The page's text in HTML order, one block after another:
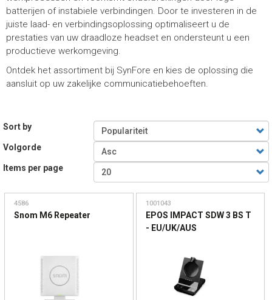
batterijen of instabiele verbindingen. Door te investeren in de
juiste laad- en verbindingsoplossing optimaliseert u de
prestaties van uw draadloze headset en ondersteunt u een
productieve werkomgeving.
Ontdek het assortiment bij SynFore en kies de oplossing die
aansluit op uw zakelijke communicatiebehoeften.
Sort by
Volgorde
Items per page
4586
Snom M6 Repeater
1001043
EPOS IMPACT SDW 3 BS T
- EU/UK/AUS